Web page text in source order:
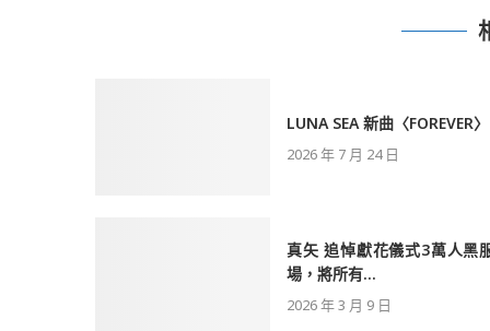
LUNA SEA 新曲〈FOREVER
2026 年 7 月 24 日
真矢 追悼獻花儀式3萬人黑
場，將所有...
2026 年 3 月 9 日